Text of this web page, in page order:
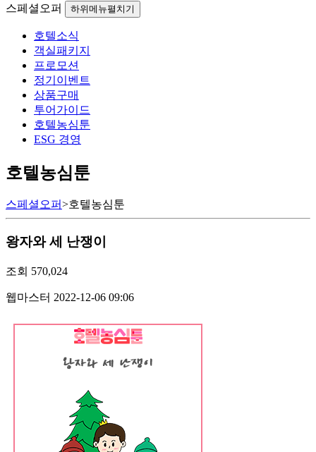
스페셜오퍼 하위메뉴펼치기
호텔소식
객실패키지
프로모션
정기이벤트
상품구매
투어가이드
호텔농심툰
ESG 경영
호텔농심툰
스페셜오퍼>호텔농심툰
왕자와 세 난쟁이
조회 570,024
웹마스터 2022-12-06 09:06